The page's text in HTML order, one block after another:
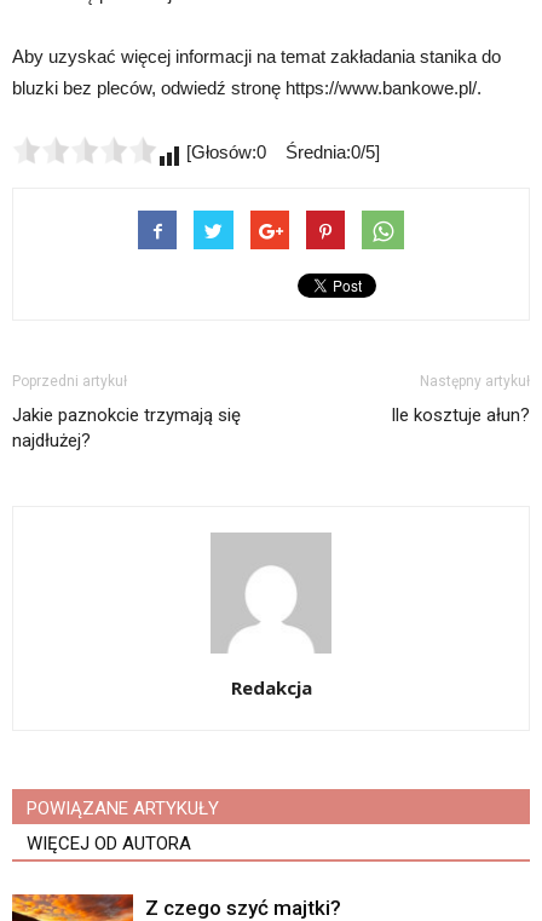
Aby uzyskać więcej informacji na temat zakładania stanika do
bluzki bez pleców, odwiedź stronę https://www.bankowe.pl/.
[Głosów:0 Średnia:0/5]
Poprzedni artykuł
Jakie paznokcie trzymają się
najdłużej?
Następny artykuł
Ile kosztuje ałun?
Redakcja
POWIĄZANE ARTYKUŁY
WIĘCEJ OD AUTORA
Z czego szyć majtki?